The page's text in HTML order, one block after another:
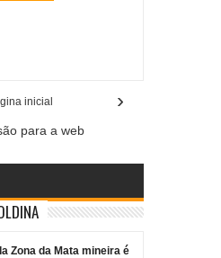
›
inicial
para a web
Zona da Mata mineira é